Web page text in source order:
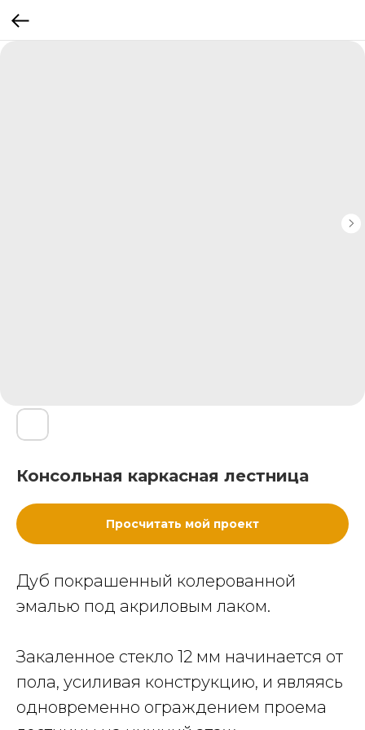
Консольная каркасная лестница
Просчитать мой проект
Дуб покрашенный колерованной
эмалью под акриловым лаком.
Закаленное стекло 12 мм начинается от
пола, усиливая конструкцию, и являясь
одновременно ограждением проема